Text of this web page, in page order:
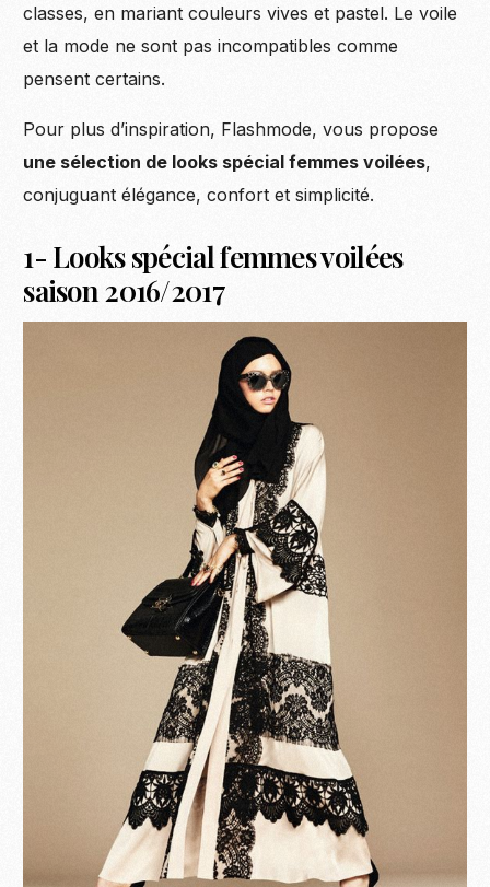
classes, en mariant couleurs vives et pastel. Le voile
et la mode ne sont pas incompatibles comme
pensent certains.
Pour plus d’inspiration, Flashmode, vous propose
une sélection de looks spécial femmes voilées,
conjuguant élégance, confort et simplicité.
1- Looks spécial femmes voilées
saison 2016/2017